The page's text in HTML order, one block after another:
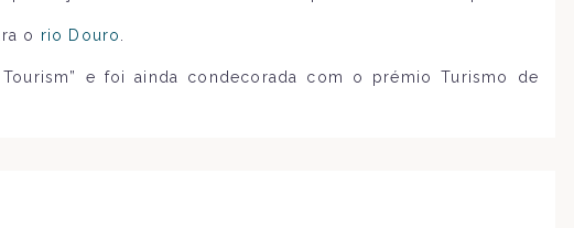
o rio Douro
e foi ainda condecorada com o prémio Turismo de